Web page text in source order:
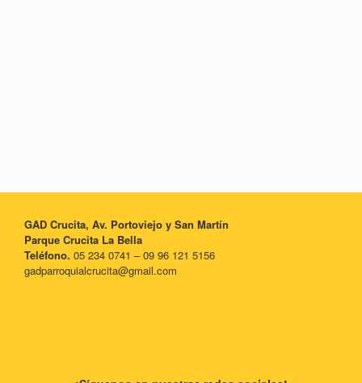
GAD Crucita, Av. Portoviejo y San Martín
Parque Crucita La Bella
Teléfono. 05 234 0741 – 09 96 121 5156
gadparroquialcrucita@gmail.com